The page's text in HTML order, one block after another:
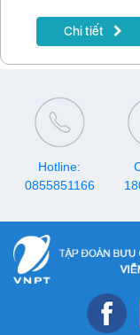
bao có đầu số 091
đăng ký sim cặp đôi
trình “Cặp đôi” 091-
dụng dành riêng
tượng khách hàng
dụng thuê bao có đầu
Chi tiết
Hotline:
0855851166